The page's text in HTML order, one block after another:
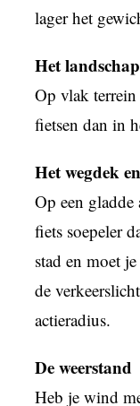
lager het
Het landschap
Op vlak
fietsen dan in
Het wegdek
Op een gladde
fiets soepeler
stad en moet
de
actieradius.
De weerstand
Heb je wind